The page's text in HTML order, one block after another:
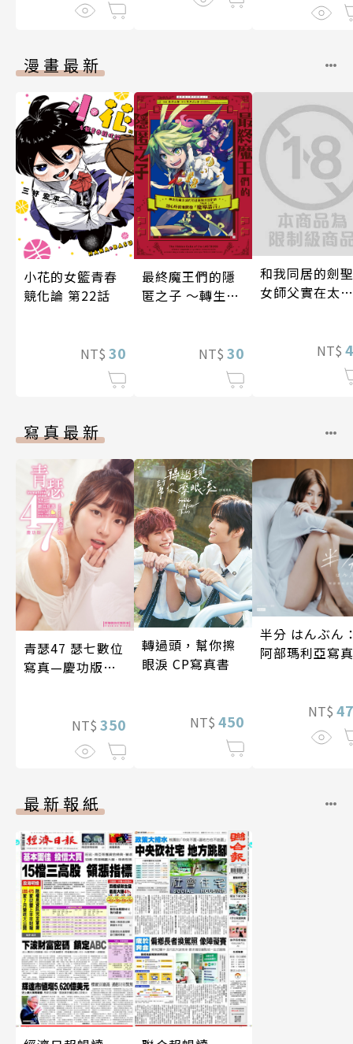
漫畫最新
小花的女籃青春
競化論 第22話
NT$ 30
最終魔王們的隱
匿之子 ～轉生到
所欲地開發「魔
導語言《Magic
Code》」～ 第
NT$ 30
和我同居的劍聖
女師父實在太可
NT$
寫真最新
青瑟47 瑟七數位
寫真—慶功版
NT$ 350
轉過頭，幫你擦
眼淚 CP寫真書
NT$ 450
半分 はんぶん
阿部瑪利亞寫真
NT$
最新報紙